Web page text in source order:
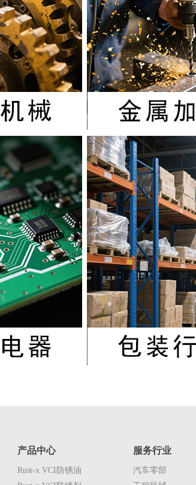
产品中心
Rust-x VCI防锈油
服务行业
汽车零部